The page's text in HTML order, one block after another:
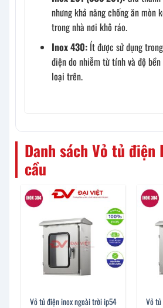
nhưng khả năng chống ăn mòn
trong nhà nơi khô ráo.
Inox 430: Ít được sử dụng
điện do nhiễm từ tính và độ
loại trên.
Danh sách Vỏ tủ điện
cầu
Vỏ tủ điện inox ngoài trời ip54
Vỏ